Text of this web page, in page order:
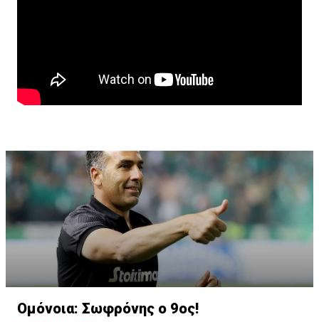
Ομόνοια: Σωφρόνης ο 9ος!